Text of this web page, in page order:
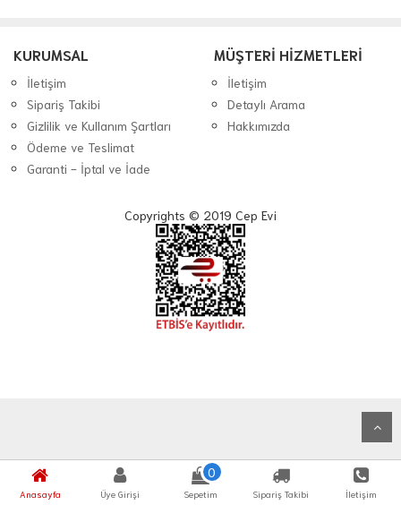
Anasayfa Üye Girişi
0
Sepetim Sipariş Takibi İletişim
KURUMSAL
İletişim
Sipariş Takibi
Gizlilik ve Kullanım Şartları
Ödeme ve Teslimat
Garanti - İptal ve İade
MÜŞTERİ HİZMETLERİ
İletişim
Detaylı Arama
Hakkımızda
Copyrights © 2019 Cep Evi